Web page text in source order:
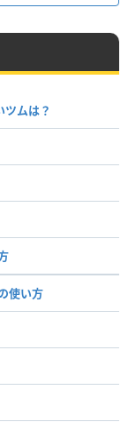
ムは？
使い方